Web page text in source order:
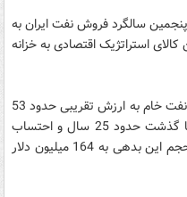
سالگرد فروش نفت ایران به
استراتژیک اقتصادی به خزانه
ایران در سال 1986 میلادی چند محموله نفت خام به ارزش تقریبی حدود 53
میلیون دلار به نیکاراگوئه صادر کرد که با گذشت حدود 25 سال و احتساب
بهره های متعلقه و تاخیر در بازپرداخت حجم این بدهی به 164 میلیون دلار